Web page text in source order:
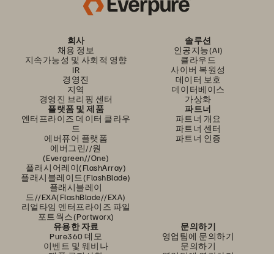
회사
채용 정보
지속가능성 및 사회적 영향
IR
경영진
지역
경영진 브리핑 센터
솔루션
인공지능(AI)
클라우드
사이버 복원성
데이터 보호
데이터베이스
가상화
플랫폼 및 제품
엔터프라이즈 데이터 클라우
드
에버퓨어 플랫폼
에버그린//원
(Evergreen//One)
플래시어레이(FlashArray)
플래시블레이드(FlashBlade)
플래시블레이
드//EXA(FlashBlade//EXA)
리얼타임 엔터프라이즈 파일
포트웍스(Portworx)
파트너
파트너 개요
파트너 센터
파트너 인증
유용한 자료
Pure360 데모
이벤트 및 웨비나
문의하기
영업팀에 문의하기
문의하기